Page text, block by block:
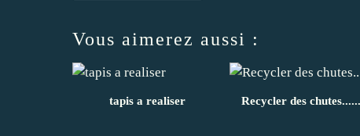
Vous aimerez aussi :
tapis a realiser Recycler des